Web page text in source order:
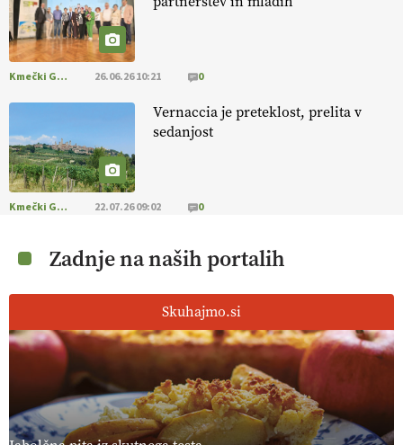
Kmečki Glas 26.06.26 10:21 0
Vernaccia je preteklost, prelita v
sedanjost
Kmečki Glas 22.07.26 09:02 0
Zadnje na naših portalih
Skuhajmo.si